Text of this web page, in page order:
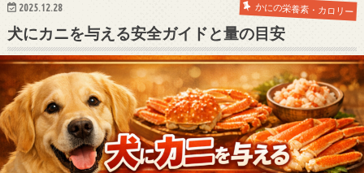
2025.12.28 かにの栄養素・カロリー
犬にカニを与える安全ガイドと量の目安